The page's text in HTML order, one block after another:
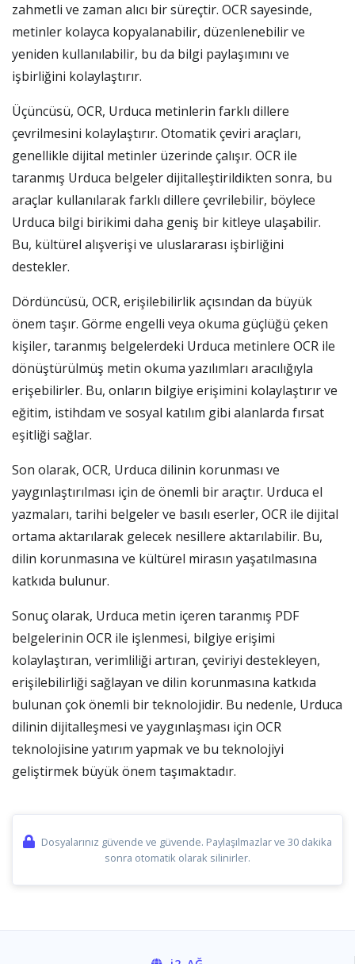
zahmetli ve zaman alıcı bir süreçtir. OCR sayesinde,
metinler kolayca kopyalanabilir, düzenlenebilir ve
yeniden kullanılabilir, bu da bilgi paylaşımını ve
işbirliğini kolaylaştırır.
Üçüncüsü, OCR, Urduca metinlerin farklı dillere
çevrilmesini kolaylaştırır. Otomatik çeviri araçları,
genellikle dijital metinler üzerinde çalışır. OCR ile
taranmış Urduca belgeler dijitalleştirildikten sonra, bu
araçlar kullanılarak farklı dillere çevrilebilir, böylece
Urduca bilgi birikimi daha geniş bir kitleye ulaşabilir.
Bu, kültürel alışverişi ve uluslararası işbirliğini
destekler.
Dördüncüsü, OCR, erişilebilirlik açısından da büyük
önem taşır. Görme engelli veya okuma güçlüğü çeken
kişiler, taranmış belgelerdeki Urduca metinlere OCR ile
dönüştürülmüş metin okuma yazılımları aracılığıyla
erişebilirler. Bu, onların bilgiye erişimini kolaylaştırır ve
eğitim, istihdam ve sosyal katılım gibi alanlarda fırsat
eşitliği sağlar.
Son olarak, OCR, Urduca dilinin korunması ve
yaygınlaştırılması için de önemli bir araçtır. Urduca el
yazmaları, tarihi belgeler ve basılı eserler, OCR ile dijital
ortama aktarılarak gelecek nesillere aktarılabilir. Bu,
dilin korunmasına ve kültürel mirasın yaşatılmasına
katkıda bulunur.
Sonuç olarak, Urduca metin içeren taranmış PDF
belgelerinin OCR ile işlenmesi, bilgiye erişimi
kolaylaştıran, verimliliği artıran, çeviriyi destekleyen,
erişilebilirliği sağlayan ve dilin korunmasına katkıda
bulunan çok önemli bir teknolojidir. Bu nedenle, Urduca
dilinin dijitalleşmesi ve yaygınlaşması için OCR
teknolojisine yatırım yapmak ve bu teknolojiyi
geliştirmek büyük önem taşımaktadır.
Dosyalarınız güvende ve güvende. Paylaşılmazlar ve 30 dakika
sonra otomatik olarak silinirler.